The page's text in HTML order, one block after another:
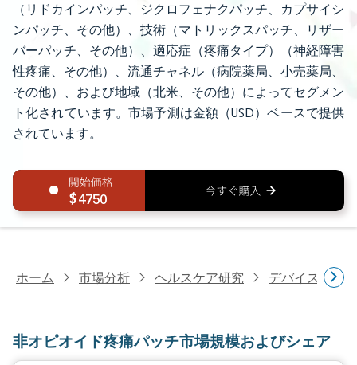
（リドカインパッチ、ジクロフェナクパッチ、カプサイシ
ンパッチ、その他）、技術（マトリックスパッチ、リザー
バーパッチ、その他）、適応症（疼痛タイプ）（神経障害
性疼痛、その他）、流通チャネル（病院薬局、小売薬局、
その他）、および地域（北米、その他）によってセグメン
ト化されています。市場予測は金額（USD）ベースで提供
されています。
4750
ホーム 市場分析 ヘルスケア研究 デバイス・医
非オピオイド疼痛パッチ市場規模およびシェア